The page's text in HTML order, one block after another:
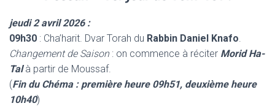
jeudi 2 avril 2026 :
09h30 : Cha’harit. Dvar Torah du Rabbin Daniel Knafo.
Changement de Saison: on commence à réciter Morid Ha-
Talà partir de Moussaf.
(Fin du Chéma : première heure 09h51, deuxième heure
10h40)